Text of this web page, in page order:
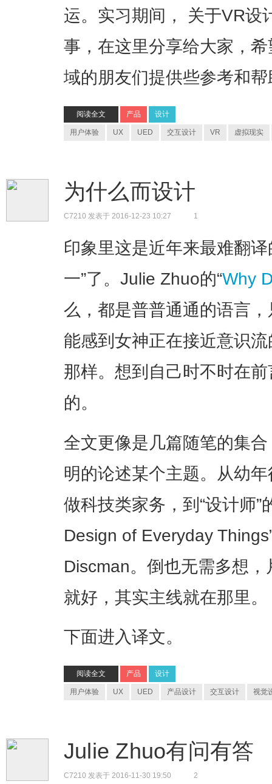
运。实习期间， 关于VR设
事，在这里分享给大家，
域的朋友们提供些参考和帮
阅读全文 产品 设计
用户体验 UX UED 交互设计 VR 虚拟现实
为什么而设计
C7210 发表于 2016-12-23 10:27 1
印象里这是近年来最难翻
一”了。Julie Zhuo的“Why
么，都是普普通通的语言
能感到女神正在接近意识
那样。想到自己时不时在
的。
全文更像是几篇随笔的集
明的论述某个主题。从幼
做科技类家务，到“设计师”
Design of Everyday
Discman。倒也无需多想
就好，其实主线就在那里。
下面进入译文。
阅读全文 产品 设计
用户体验 UX UED 产品设计 交互设计 视觉
Julie Zhuo有问有答
C7210 发表于 2016-11-30 19:50 2